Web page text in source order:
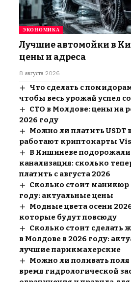
ЭКОНОМИКА
Лучшие автомойки в
цены и адреса
8 августа 2026
Что сделать с
чтобы весь урожай успел
СТО в Молдове: цены на
2026 году
Можно ли платить USDT
работают криптокарты
В Кишиневе подорожали
канализация: сколько
платить с августа 2026
Сколько стоит маникюр
году: актуальные цены
Модные цвета осени
которые будут повсюду
Сколько стоит сделать
в Молдове в 2026 году:
лучшие парикмахерские
Можно ли поливать поля
время гидрологической